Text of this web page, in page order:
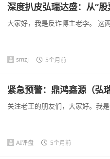
深度扒皮弘瑞达盛：从“股
大家好，我是反诈博主老李。 这
smzj 5个月前
紧急预警：鼎鸿鑫源（弘
关注老王的朋友们，大家好。我
AI评盘 5个月前